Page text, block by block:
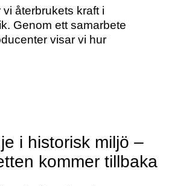
vi återbrukets kraft i
Genom ett samarbete
visar vi hur
i historisk miljö –
kommer tillbaka